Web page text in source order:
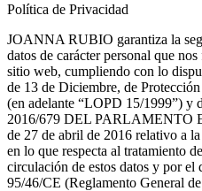
Política de Privacidad
JOANNA RUBIO garantiza la
datos de carácter personal que
sitio web, cumpliendo con lo
de 13 de Diciembre, de
(en adelante “LOPD 15/1999”)
2016/679 DEL PARLAMENTO
de 27 de abril de 2016 relativo a
en lo que respecta al tratamiento
circulación de estos datos y por el
95/46/CE (Reglamento General